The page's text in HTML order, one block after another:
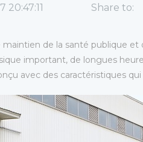
20:47:11 Share to:
de la santé publique
important, de longues
avec des caractéristiques